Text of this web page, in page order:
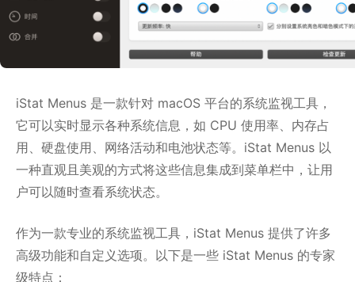
iStat Menus 是一款针对 macOS 平台的系统监视工具，
它可以实时显示各种系统信息，如 CPU 使用率、内存占
用、硬盘使用、网络活动和电池状态等。iStat Menus 以
一种直观且美观的方式将这些信息集成到菜单栏中，让用
户可以随时查看系统状态。
作为一款专业的系统监视工具，iStat Menus 提供了许多
高级功能和自定义选项。以下是一些 iStat Menus 的专家
级特点：